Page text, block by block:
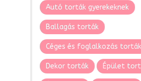
Autó torták gyerekeknek
Ballagás torták
Céges és foglalkozás torták
Dekor torták Épület